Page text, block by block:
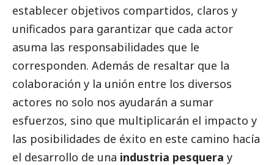
establecer objetivos compartidos, claros y
unificados para garantizar que cada actor
asuma las responsabilidades que le
corresponden. Además de resaltar que la
colaboración y la unión entre los diversos
actores no solo nos ayudarán a sumar
esfuerzos, sino que multiplicarán el impacto y
las posibilidades de éxito en este camino hacía
el desarrollo de una industria pesquera y